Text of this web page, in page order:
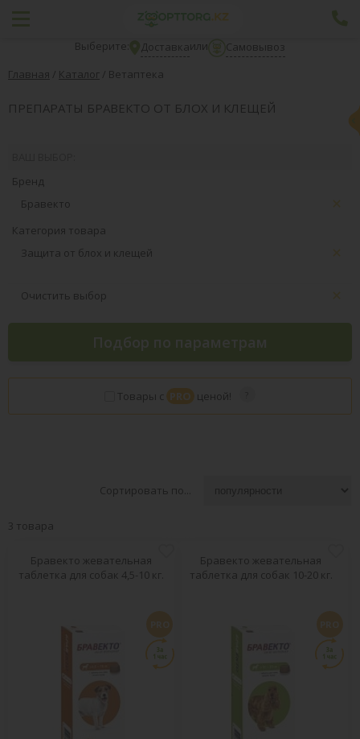
Выберите: Доставкаили
Самовывоз
Главная / Каталог / Ветаптека
ПРЕПАРАТЫ БРАВЕКТО ОТ БЛОХ И КЛЕЩЕЙ
Бренд
Бравекто
Категория товара
Защита от блох и клещей
Очистить выбор
Подбор по параметрам
Товары с PRO ценой!
Сортировать по...
3 товара
Бравекто жевательная
таблетка для собак 4,5-10 кг.
Бравекто жевательная
таблетка для собак 10-20 кг.